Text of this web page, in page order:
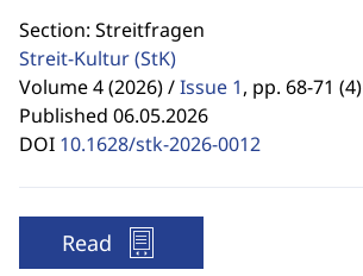
Section: Streitfragen
Streit-Kultur(StK)
Volume 4 (2026) /Issue 1, pp. 68-71 (4)
Published 06.05.2026
DOI 10.1628/stk-2026-0012
Read